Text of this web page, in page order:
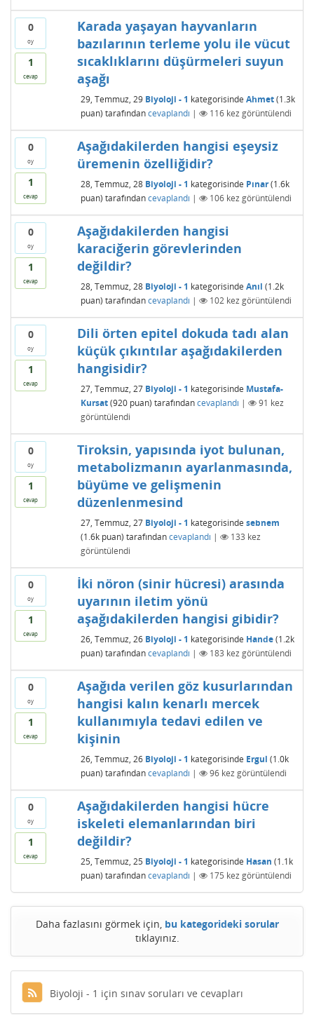
0
oy
1
cevap
Karada yaşayan hayvanların
bazılarının terleme yolu ile vücut
sıcaklıklarını düşürmeleri suyun
aşağı
29, Temmuz, 29 Biyoloji - 1 kategorisinde Ahmet (1.3k
puan) tarafından cevaplandı | 116kez görüntülendi
0
oy
1
cevap
Aşağıdakilerden hangisi eşeysiz
üremenin özelliğidir?
28, Temmuz, 28 Biyoloji - 1 kategorisinde Pınar (1.6k
puan) tarafından cevaplandı | 106kez görüntülendi
0
oy
1
cevap
Aşağıdakilerden hangisi
karaciğerin görevlerinden
değildir?
28, Temmuz, 28 Biyoloji - 1 kategorisinde Anıl (1.2k
puan) tarafından cevaplandı | 102kez görüntülendi
0
oy
1
cevap
Dili örten epitel dokuda tadı alan
küçük çıkıntılar aşağıdakilerden
hangisidir?
27, Temmuz, 27 Biyoloji - 1 kategorisinde Mustafa-
Kursat (920puan) tarafından cevaplandı | 91 kez
görüntülendi
0
oy
1
cevap
Tiroksin, yapısında iyot bulunan,
metabolizmanın ayarlanmasında,
büyüme ve gelişmenin
düzenlenmesind
27, Temmuz, 27 Biyoloji - 1 kategorisinde sebnem
(1.6kpuan) tarafından cevaplandı | 133 kez
görüntülendi
0
oy
1
cevap
İki nöron (sinir hücresi) arasında
uyarının iletim yönü
aşağıdakilerden hangisi gibidir?
26, Temmuz, 26 Biyoloji - 1 kategorisinde Hande (1.2k
puan) tarafından cevaplandı | 183 kez görüntülendi
0
oy
1
cevap
Aşağıda verilen göz kusurlarından
hangisi kalın kenarlı mercek
kullanımıyla tedavi edilen ve
kişinin
26, Temmuz, 26 Biyoloji - 1 kategorisinde Ergul (1.0k
puan) tarafından cevaplandı | 96kez görüntülendi
0
oy
1
cevap
Aşağıdakilerden hangisi hücre
iskeleti elemanlarından biri
değildir?
25, Temmuz, 25 Biyoloji - 1 kategorisinde Hasan (1.1k
puan) tarafından cevaplandı | 175 kez görüntülendi
Daha fazlasını görmek için, bu kategorideki sorular
tıklayınız.
Biyoloji - 1 için sınav soruları ve cevapları